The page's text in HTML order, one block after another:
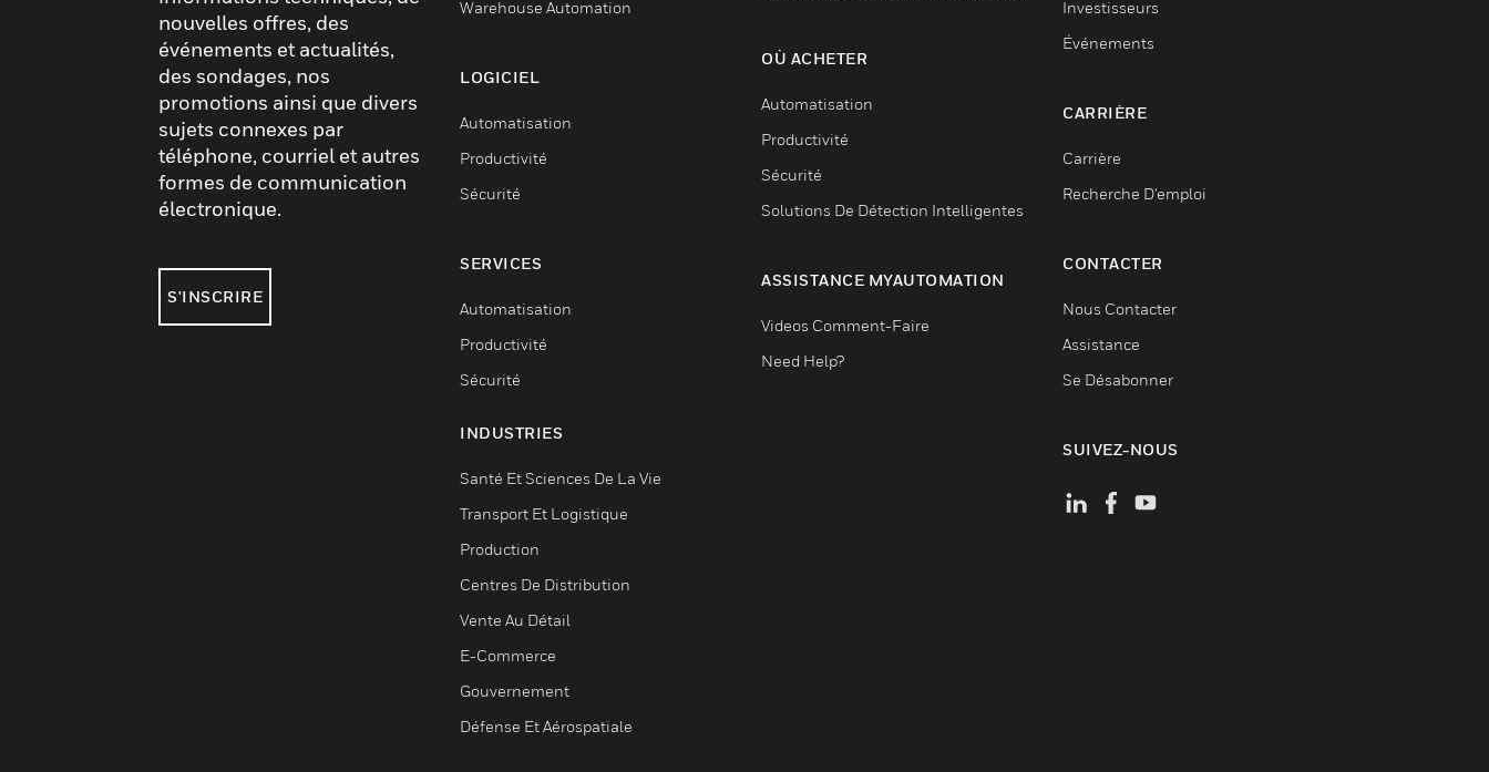
nouvelles offres, des
événements et actualités,
des sondages, nos
promotions ainsi que divers
sujets connexes par
téléphone, courriel et autres
formes de communication
électronique.
S'INSCRIRE
Warehouse Automation
LOGICIEL
Automatisation
Productivité
Sécurité
SERVICES
Automatisation
Productivité
Sécurité
INDUSTRIES
Santé Et Sciences De La Vie
Transport Et Logistique
Production
Centres De Distribution
Vente Au Détail
E-Commerce
Gouvernement
Défense Et Aérospatiale
OÙ ACHETER
Automatisation
Productivité
Sécurité
Solutions De Détection Intelligentes
ASSISTANCE MYAUTOMATION
Videos Comment-Faire
Need Help?
Investisseurs
Événements
CARRIÈRE
Carrière
Recherche D'emploi
CONTACTER
Nous Contacter
Assistance
Se Désabonner
SUIVEZ-NOUS